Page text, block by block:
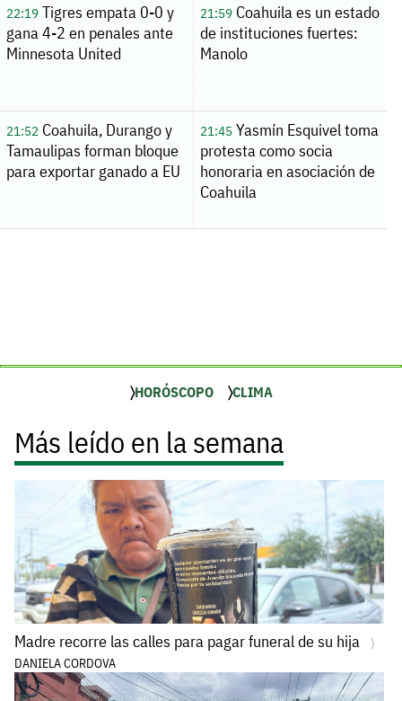
22:19Tigres empata 0-0 y
gana 4-2 en penales ante
Minnesota United
21:59Coahuila es un estado
de instituciones fuertes:
Manolo
21:52Coahuila, Durango y
Tamaulipas forman bloque
para exportar ganado a EU
21:45Yasmín Esquivel toma
protesta como socia
honoraria en asociación de
Coahuila
HORÓSCOPO CLIMA
Más leído en la semana
Madre recorre las calles para pagar funeral de su hija
DANIELA CORDOVA